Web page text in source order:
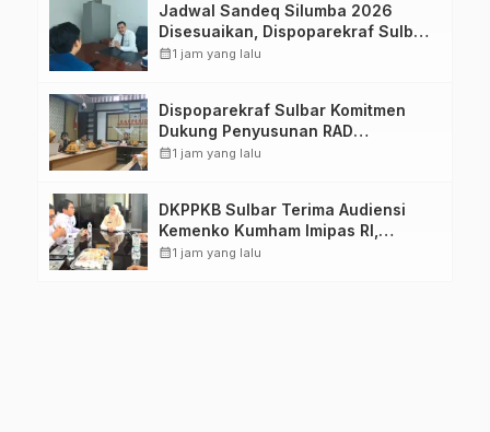
Jadwal Sandeq Silumba 2026
Disesuaikan, Dispoparekraf Sulbar
Pastikan Persiapan Tetap
calendar_month1 jam yang lalu
Dispoparekraf Sulbar Komitmen
Dukung Penyusunan RAD
TPB/SDGs Sulawesi Barat
calendar_month1 jam yang lalu
DKPPKB Sulbar Terima Audiensi
Kemenko Kumham Imipas RI,
Perkuat Pelayanan Kesehatan bagi
calendar_month1 jam yang lalu